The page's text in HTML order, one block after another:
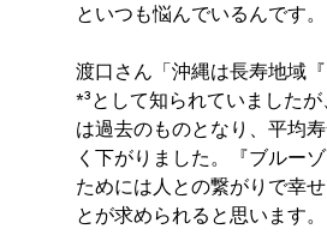
といつも悩んでいるんです。
渡口さん「沖縄は長寿地域『
*³として知られていました
は過去のものとなり、平均
く下がりました。『ブルー
ためには人との繋がりで幸
とが求められると思います。